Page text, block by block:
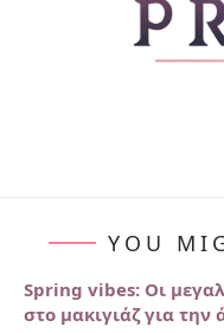
YOU
Spring vibes: Οι
στο μακιγιάζ για την